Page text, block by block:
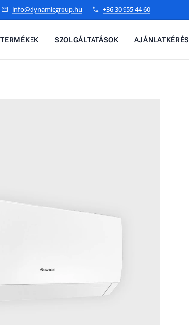
info@dynamicgroup.hu +36 30 955 44 60
TERMÉKEK SZOLGÁLTATÁSOK AJÁNLATKÉRÉS